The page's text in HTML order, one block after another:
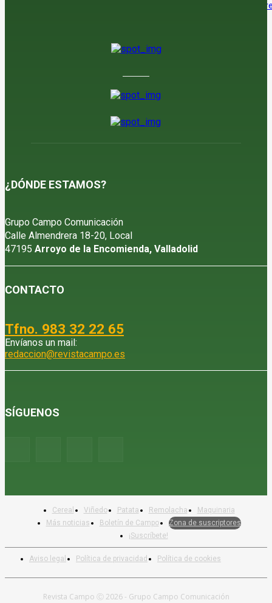
El precio del trigo sube en el mercado internacional, con un tímido
¿DÓNDE ESTAMOS?
Grupo Campo Comunicación
Calle Almendrera 18-20, Local
47195 Arroyo de la Encomienda, Valladolid
CONTACTO
Tfno. 983 32 22 65
Envíanos un mail:
redaccion@revistacampo.es
SÍGUENOS
Aviso legal Política de privacidad Política de cookies
Cereal Viñedo Patata Remolacha
Maquinaria
Más noticias
Boletín de Campo
Zona de suscriptores
¡Suscríbete!
Revista Campo Ⓒ 2026 - Grupo Campo Comunicación